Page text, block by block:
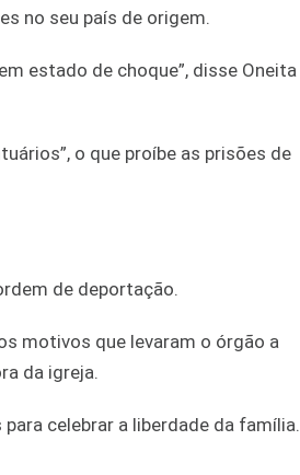
no seu país de origem.
estado de choque”, disse Oneita
o que proíbe as prisões de
de deportação.
motivos que levaram o órgão a
da igreja.
celebrar a liberdade da família.